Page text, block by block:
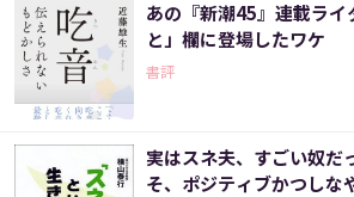
あの『新潮45』連載ライ
と」欄に登場したワケ
書評
実はスネ夫、すごい奴だ
そ、ポジティブかつしな